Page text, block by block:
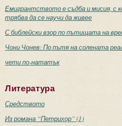
Емигрантството е съдба и мисия, с
трябва да се научи да живее
С библейски взор по пътищата на
Чони Чонев: По пътя на солената
чети по-нататък
Литература
Средството
Из романа “Петрихор” (1)